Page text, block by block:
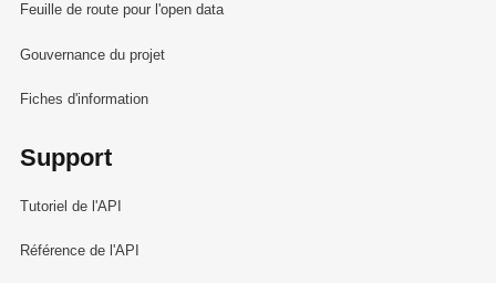
Feuille de route pour l'open data
Gouvernance du projet
Fiches d'information
Support
Tutoriel de l'API
Référence de l'API